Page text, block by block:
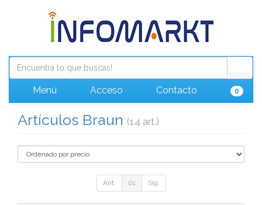
Menú Acceso Contacto 0
Artículos Braun (14 art.)
Ant. 01 Sig.